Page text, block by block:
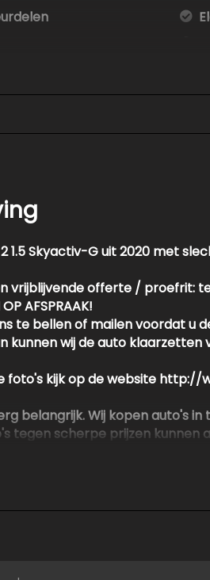
1.5 Skyactiv-G uit 2020 met
vrijblijvende offerte / proefrit:
AFSPRAAK!
te bellen of mailen voordat u
kunnen wij de auto
foto's kijk op de website http://
belangrijk. Wij kopen auto's
tegen scherpe prijzen kunnen
informatie in de
zouden kunnen